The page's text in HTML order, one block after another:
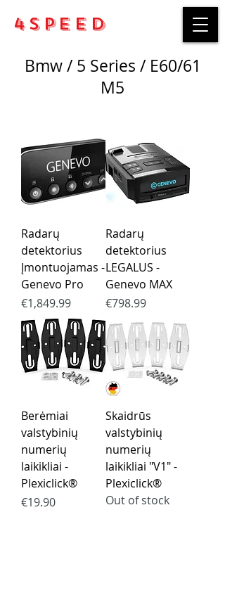
4Speed
Bmw / 5 Series / E60/61
M5
Radarų
detektorius
Įmontuojamas -
Genevo Pro
Price
€1,849.99
Radarų
detektorius
LEGALUS -
Genevo MAX
Price
€798.99
Berėmiai
valstybinių
numerių
laikikliai -
Plexiclick®
Price
€19.90
Skaidrūs
valstybinių
numerių
laikikliai "V1" -
Plexiclick®
Out of stock